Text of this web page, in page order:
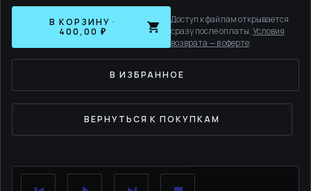
В КОРЗИНУ ·
400,00 ₽
Доступ к файлам открывается
сразу после оплаты.Условия
возврата — в оферте.
В ИЗБРАННОЕ
ВЕРНУТЬСЯ К ПОКУПКАМ